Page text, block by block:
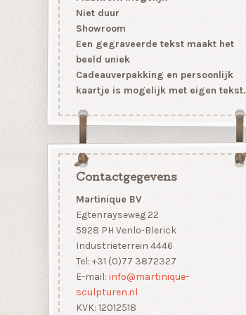
Niet duur
Showroom
Een gegraveerde tekst maakt het
beeld uniek
Cadeauverpakking en persoonlijk
kaartje is mogelijk met eigen tekst.
Contactgegevens
Martinique BV
Egtenrayseweg 22
5928 PH Venlo-Blerick
Industrieterrein 4446
Tel: +31 (0)77 3872327
E-mail: info@martinique-
sculpturen.nl
KVK: 12012518